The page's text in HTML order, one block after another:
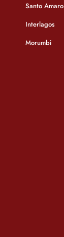
Santo Amaro
Interlagos
Morumbi